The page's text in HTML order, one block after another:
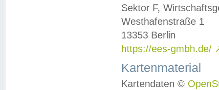
Sektor F,
Westhafenstraße 1
13353 Berlin
https://ees-gmbh.de/
Kartenmaterial
Kartendaten ©